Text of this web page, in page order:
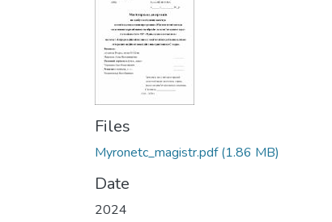
Files
Myronetc_magistr.pdf(1.86 MB)
Date
2024